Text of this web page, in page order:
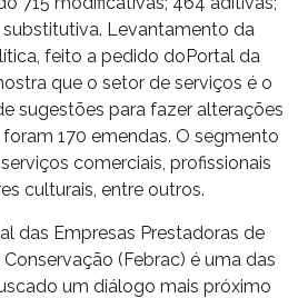
substitutiva. Levantamento da
feito a pedido doPortal da
que o setor de serviços é o
sugestões para fazer alterações
170 emendas. O segmento
comerciais, profissionais
culturais, entre outros.
das Empresas Prestadoras de
(Febrac) é uma das
um diálogo mais próximo